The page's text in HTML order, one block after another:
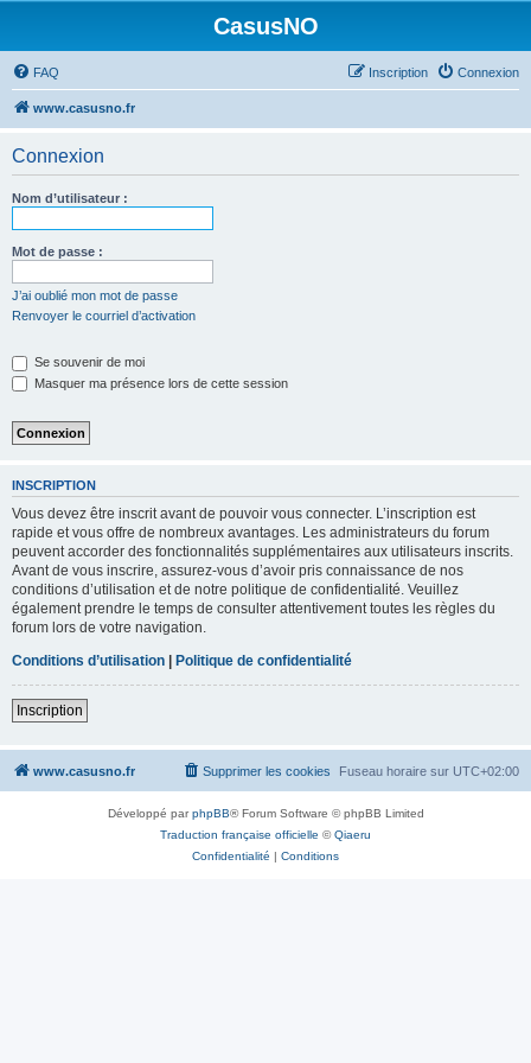
CasusNO
FAQ Connexion
Inscription
www.casusno.fr
Connexion
Nom d’utilisateur :
Mot de passe :
J’ai oublié mon mot de passe
Renvoyer le courriel d’activation
Se souvenir de moi
Masquer ma présence lors de cette session
INSCRIPTION
Vous devez être inscrit avant de pouvoir vous connecter. L’inscription est
rapide et vous offre de nombreux avantages. Les administrateurs du forum
peuvent accorder des fonctionnalités supplémentaires aux utilisateurs inscrits.
Avant de vous inscrire, assurez-vous d’avoir pris connaissance de nos
conditions d’utilisation et de notre politique de confidentialité. Veuillez
également prendre le temps de consulter attentivement toutes les règles du
forum lors de votre navigation.
Conditions d’utilisation | Politique de confidentialité
Inscription
www.casusno.fr Fuseau horaire sur UTC+02:00
Supprimer les cookies
Développé parphpBB® Forum Software © phpBB Limited
Traduction française officielle ©Qiaeru
Confidentialité | Conditions